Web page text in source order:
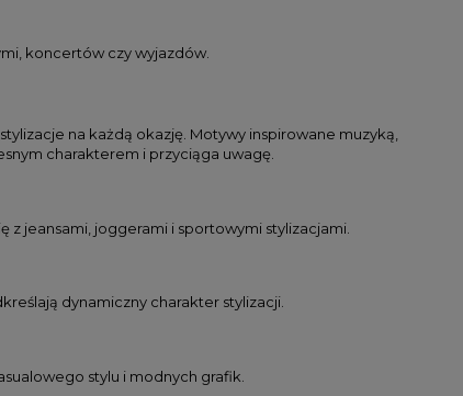
koncertów czy wyjazdów.
na każdą okazję. Motywy inspirowane muzyką,
charakterem i przyciąga uwagę.
z jeansami, joggerami i sportowymi stylizacjami.
dynamiczny charakter stylizacji.
stylu i modnych grafik.